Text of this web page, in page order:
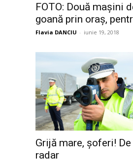
FOTO: Două mașini
goană prin oraș,
Flavia DANCIU - iunie 19, 2018
Grijă mare, șoferi!
radar